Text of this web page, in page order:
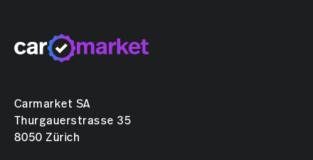
Carmarket SA
Thurgauerstrasse 35
8050 Zürich